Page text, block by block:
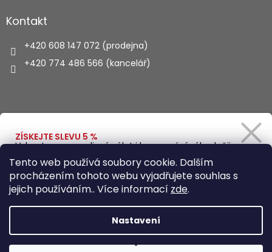
Tento web používá soubory cookie. Dalším
procházením tohoto webu vyjadřujete souhlas s
jejich používáním.. Více informací zde.
Nastavení
Kontakt
+420 608 147 072 (prodejna)
+420 774 486 566 (kancelář)
HLEDAT
Copyright 2026Autohaus.cz. Všechna práva vyhrazena.
ZÍSKEJTE SLEVU 5 %
Vybavte se na rodinný výlet i kempování výhodněji.
Zadejte svůj e-mail a obratem Vám pošleme
slevový kód.
Zásady zpracování osobních údajů